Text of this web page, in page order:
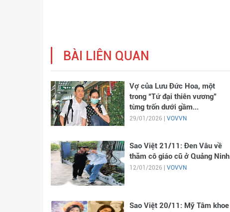
BÀI LIÊN QUAN
Vợ của Lưu Đức Hoa, một
trong “Tứ đại thiên vương”
từng trốn dưới gầm...
29/01/2026 | VOVVN
Sao Việt 21/11: Đen Vâu về
thăm cô giáo cũ ở Quảng Ninh
12/01/2026 | VOVVN
Sao Việt 20/11: Mỹ Tâm khoe